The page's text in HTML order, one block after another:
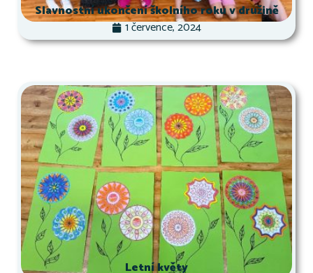
Slavnostní ukončení školního roku v družině
1 července, 2024
Letní květy